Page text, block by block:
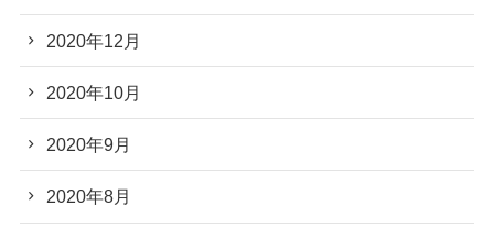
2020年12月
2020年10月
2020年9月
2020年8月